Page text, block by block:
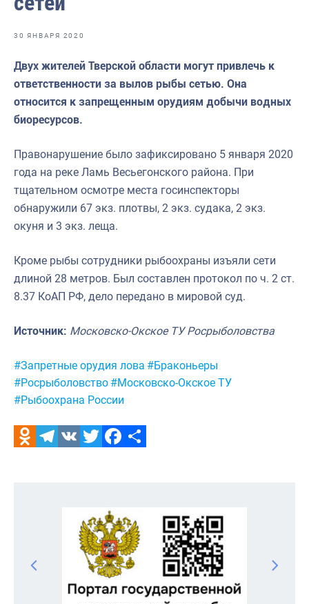
Отраслевые СМИ
Выставки и конференции
Научно-практическая литература
Рыбоохрана России
Большая африканская экспедиция
Укрепление духовно-нравственных ценностей
30 ЯНВАРЯ 2020
Двух жителей Тверской области могут привлечь к
ответственности за вылов рыбы сетью. Она
относится к запрещенным орудиям добычи водных
биоресурсов.
Правонарушение было зафиксировано 5 января 2020
года на реке Ламь Весьегонского района. При
тщательном осмотре места госинспекторы
обнаружили 67 экз. плотвы, 2 экз. судака, 2 экз.
окуня и 3 экз. леща.
Кроме рыбы сотрудники рыбоохраны изъяли сети
длиной 28 метров. Был составлен протокол по ч. 2 ст.
8.37 КоАП РФ, дело передано в мировой суд.
Источник: Московско-Окское ТУ Росрыболовства
Метки:
#Запретные орудия лова #Браконьеры
#Росрыболовство #Московско-Окское ТУ
#Рыбоохрана России